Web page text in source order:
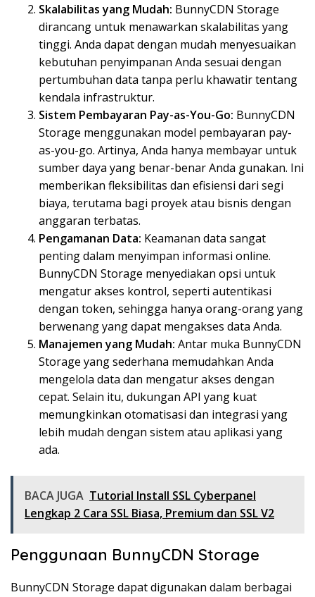
Skalabilitas yang Mudah: BunnyCDN Storage
dirancang untuk menawarkan skalabilitas yang
tinggi. Anda dapat dengan mudah menyesuaikan
kebutuhan penyimpanan Anda sesuai dengan
pertumbuhan data tanpa perlu khawatir tentang
kendala infrastruktur.
Sistem Pembayaran Pay-as-You-Go: BunnyCDN
Storage menggunakan model pembayaran pay-
as-you-go. Artinya, Anda hanya membayar untuk
sumber daya yang benar-benar Anda gunakan. Ini
memberikan fleksibilitas dan efisiensi dari segi
biaya, terutama bagi proyek atau bisnis dengan
anggaran terbatas.
Pengamanan Data: Keamanan data sangat
penting dalam menyimpan informasi online.
BunnyCDN Storage menyediakan opsi untuk
mengatur akses kontrol, seperti autentikasi
dengan token, sehingga hanya orang-orang yang
berwenang yang dapat mengakses data Anda.
Manajemen yang Mudah: Antar muka BunnyCDN
Storage yang sederhana memudahkan Anda
mengelola data dan mengatur akses dengan
cepat. Selain itu, dukungan API yang kuat
memungkinkan otomatisasi dan integrasi yang
lebih mudah dengan sistem atau aplikasi yang
ada.
BACA JUGA Tutorial Install SSL Cyberpanel
Lengkap 2 Cara SSL Biasa, Premium dan SSL V2
Penggunaan BunnyCDN Storage
BunnyCDN Storage dapat digunakan dalam berbagai